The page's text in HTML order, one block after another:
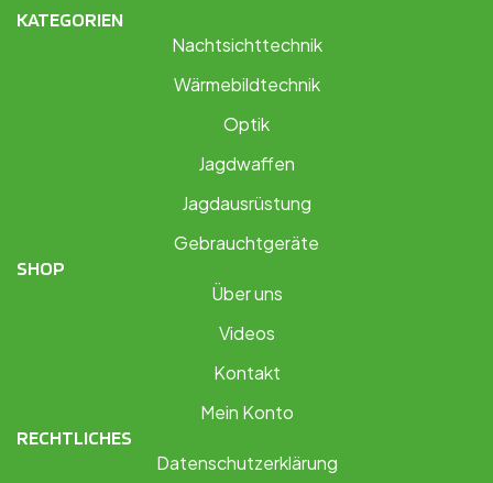
KATEGORIEN
Nachtsichttechnik
Wärmebildtechnik
Optik
Jagdwaffen
Jagdausrüstung
Gebrauchtgeräte
SHOP
Über uns
Videos
Kontakt
Mein Konto
RECHTLICHES
Datenschutzerklärung